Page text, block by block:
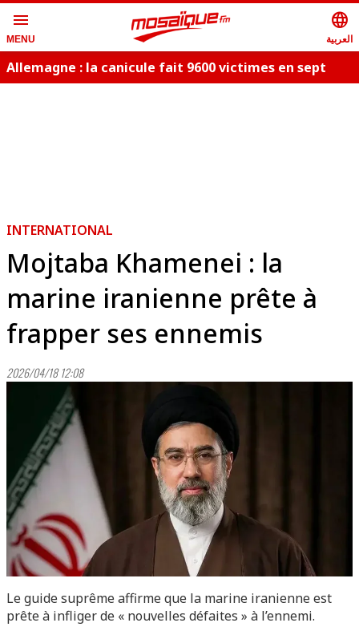
menu
MENU
language
العربية
Allemagne : la canicule fait 9600 victimes en sept
INTERNATIONAL
Mojtaba Khamenei : la
marine iranienne prête à
frapper ses ennemis
2026/04/18 12:08
Le guide suprême affirme que la marine iranienne est
prête à infliger de « nouvelles défaites » à l’ennemi.